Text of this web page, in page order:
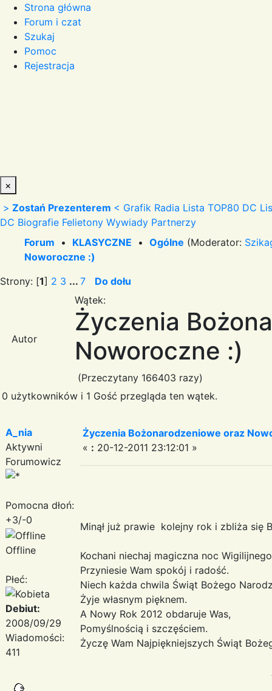
Strona główna
Forum i czat
Szukaj
Pomoc
Rejestracja
×
> Zostań Prezenterem < Grafik Radia Lista TOP80 DC
DC Biografie Felietony Wywiady Partnerzy
Forum • KLASYCZNE • Ogólne (Moderator:
Noworoczne :)
Strony: [1] 2 3 ... 7 Do dołu
Autor
Wątek:
Życzenia
Noworoczne :)
(Przeczytany 166403 razy)
0 użytkowników i 1 Gość przegląda ten wątek.
A_nia
Aktywni
Forumowicz
Pomocna dłoń:
+3/-0
Offline
Płeć:
Debiut:
2008/09/29
Wiadomości:
411
Życzenia Bożonarodzeniowe oraz
« : 20-12-2011 23:12:01 »
Minął już prawie kolejny rok i zbliża się
Kochani niechaj magiczna noc
Przyniesie Wam spokój i radość.
Niech każda chwila Świąt Bożego
Żyje własnym pięknem.
A Nowy Rok 2012 obdaruje Was,
Pomyślnością i szczęściem.
Życzę Wam Najpiękniejszych Świąt